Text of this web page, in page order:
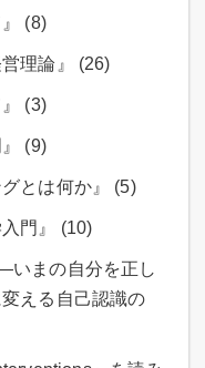
(8)
理論』 (26)
(3)
(9)
とは何か』 (5)
門』 (10)
まの自分を正し
える自己認識の